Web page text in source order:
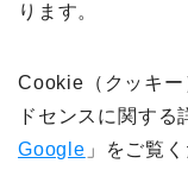
ります。
Cookie（クッキ
ドセンスに関する
Google 」をご覧く